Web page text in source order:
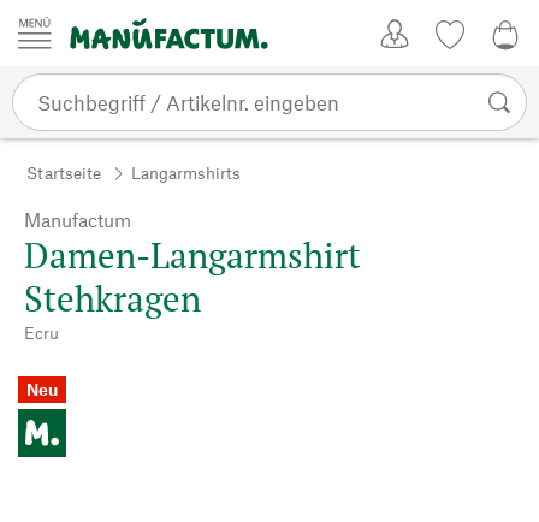
Zum Inhalt springen
Startseite Langarmshirts
Manufactum
Damen-Langarmshirt
Stehkragen
Ecru
Neu